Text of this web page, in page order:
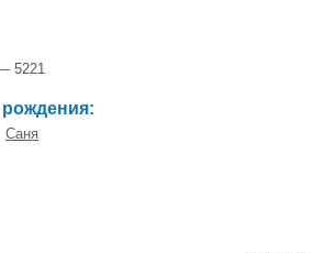
5221
Саня